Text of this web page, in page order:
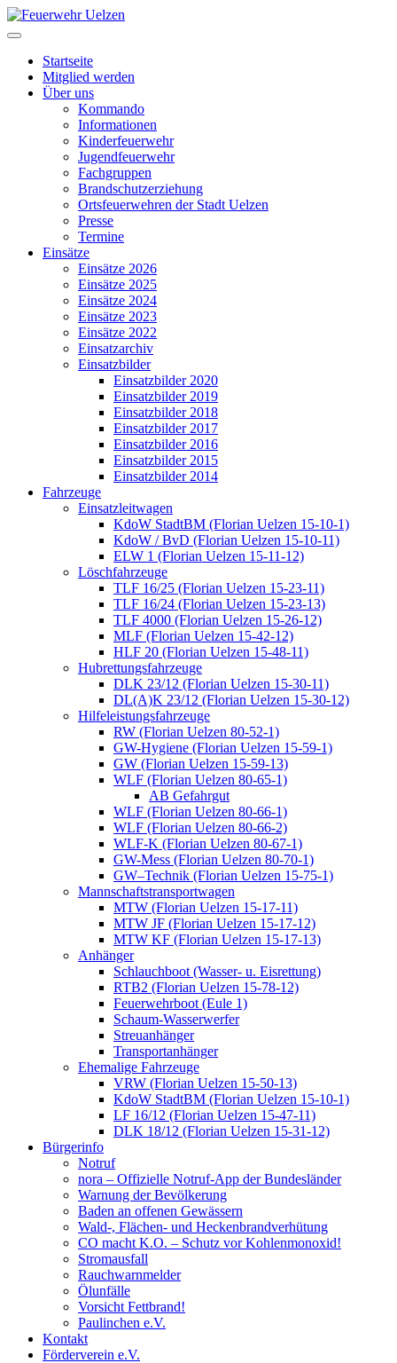
Startseite
Mitglied werden
Über uns
Kommando
Informationen
Kinderfeuerwehr
Jugendfeuerwehr
Fachgruppen
Brandschutzerziehung
Ortsfeuerwehren der Stadt Uelzen
Presse
Termine
Einsätze
Einsätze 2026
Einsätze 2025
Einsätze 2024
Einsätze 2023
Einsätze 2022
Einsatzarchiv
Einsatzbilder
Einsatzbilder 2020
Einsatzbilder 2019
Einsatzbilder 2018
Einsatzbilder 2017
Einsatzbilder 2016
Einsatzbilder 2015
Einsatzbilder 2014
Fahrzeuge
Einsatzleitwagen
KdoW StadtBM (Florian Uelzen 15-10-1)
KdoW / BvD (Florian Uelzen 15-10-11)
ELW 1 (Florian Uelzen 15-11-12)
Löschfahrzeuge
TLF 16/25 (Florian Uelzen 15-23-11)
TLF 16/24 (Florian Uelzen 15-23-13)
TLF 4000 (Florian Uelzen 15-26-12)
MLF (Florian Uelzen 15-42-12)
HLF 20 (Florian Uelzen 15-48-11)
Hubrettungsfahrzeuge
DLK 23/12 (Florian Uelzen 15-30-11)
DL(A)K 23/12 (Florian Uelzen 15-30-12)
Hilfeleistungsfahrzeuge
RW (Florian Uelzen 80-52-1)
GW-Hygiene (Florian Uelzen 15-59-1)
GW (Florian Uelzen 15-59-13)
WLF (Florian Uelzen 80-65-1)
AB Gefahrgut
WLF (Florian Uelzen 80-66-1)
WLF (Florian Uelzen 80-66-2)
WLF-K (Florian Uelzen 80-67-1)
GW-Mess (Florian Uelzen 80-70-1)
GW–Technik (Florian Uelzen 15-75-1)
Mannschaftstransportwagen
MTW (Florian Uelzen 15-17-11)
MTW JF (Florian Uelzen 15-17-12)
MTW KF (Florian Uelzen 15-17-13)
Anhänger
Schlauchboot (Wasser- u. Eisrettung)
RTB2 (Florian Uelzen 15-78-12)
Feuerwehrboot (Eule 1)
Schaum-Wasserwerfer
Streuanhänger
Transportanhänger
Ehemalige Fahrzeuge
VRW (Florian Uelzen 15-50-13)
KdoW StadtBM (Florian Uelzen 15-10-1)
LF 16/12 (Florian Uelzen 15-47-11)
DLK 18/12 (Florian Uelzen 15-31-12)
Bürgerinfo
Notruf
nora – Offizielle Notruf-App der Bundesländer
Warnung der Bevölkerung
Baden an offenen Gewässern
Wald-, Flächen- und Heckenbrandverhütung
CO macht K.O. – Schutz vor Kohlenmonoxid!
Stromausfall
Rauchwarnmelder
Ölunfälle
Vorsicht Fettbrand!
Paulinchen e.V.
Kontakt
Förderverein e.V.